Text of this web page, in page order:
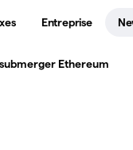
Entreprise
Ethereum